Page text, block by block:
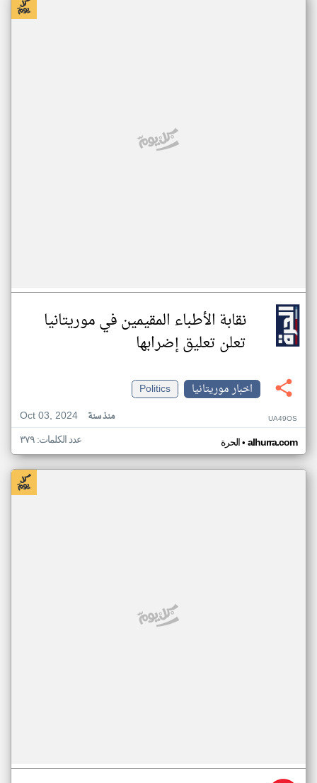
نقابة الأطباء المقيمين في موريتانيا
تعلن تعليق إضرابها
اخبار موريتانيا
Politics
Oct 03, 2024
منذ سنة UA49OS
الحرة• alhurra.com عدد الكلمات: ٣٧٩